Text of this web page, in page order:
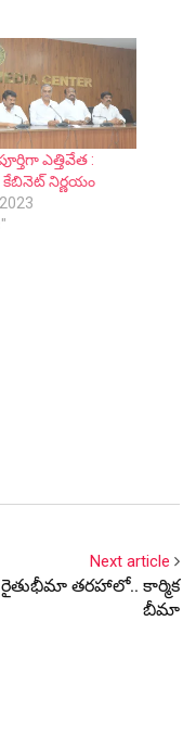
ఎత్తివేత :
నిర్ణయం
Next article
రైతుభీమా తరహాలో.. కార్మిక
బీమా